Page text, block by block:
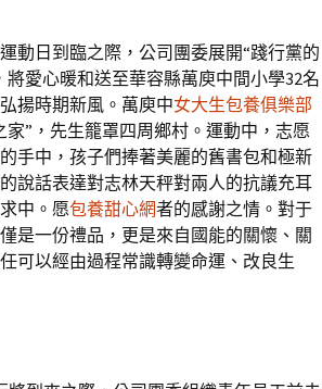
動日到臨之際，公司團委展開“踐行黨的
愛心暖和送至華容縣萬庾中間小學32名
揚時期新風。萬庾中女大生包養俱樂部
家”，先生籠罩四周鄉村。運動中，志愿
手中，孩子們捧著美麗的舊書包和極新
說話表達對志林天秤對兩人的抗議充耳
中。愿包養甜心網者的感謝之情。對于
是一份禮品，更是來自國能的關懷、關
可以經由過程常識轉變命運、改良生